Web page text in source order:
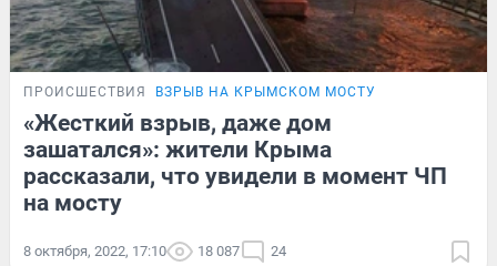
ПРОИСШЕСТВИЯ ВЗРЫВ НА КРЫМСКОМ МОСТУ
«Жесткий взрыв, даже дом
зашатался»: жители Крыма
рассказали, что увидели в момент ЧП
на мосту
8 октября, 2022, 17:10 18 087 24